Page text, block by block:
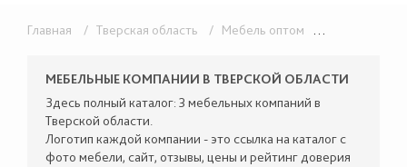
Главная / Тверская область / Мебель оптом
МЕБЕЛЬНЫЕ КОМПАНИИ В ТВЕРСКОЙ ОБЛАСТИ
Здесь полный каталог: 3 мебельных компаний в
Тверской области.
Логотип каждой компании - это ссылка на каталог с
фото мебели, сайт, отзывы, цены и рейтинг доверия